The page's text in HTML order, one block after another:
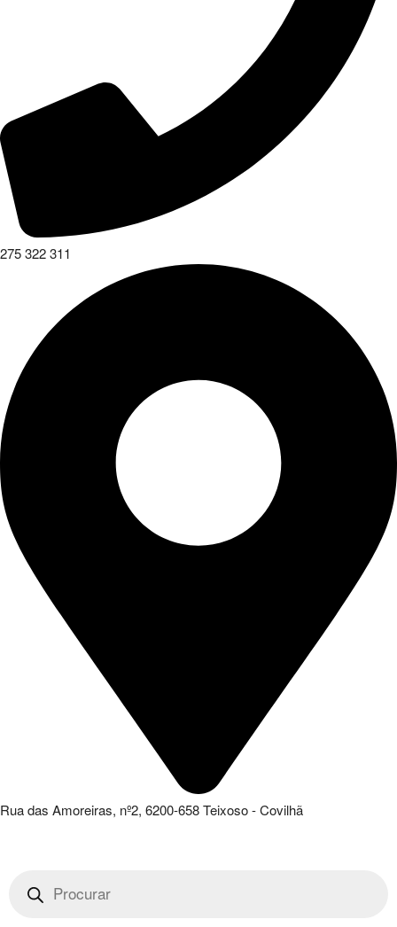
275 322 311
Rua das Amoreiras, nº2, 6200-658 Teixoso - Covilhã
search